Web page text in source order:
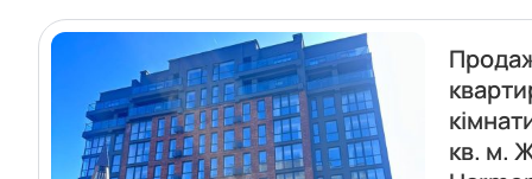
кв. м.